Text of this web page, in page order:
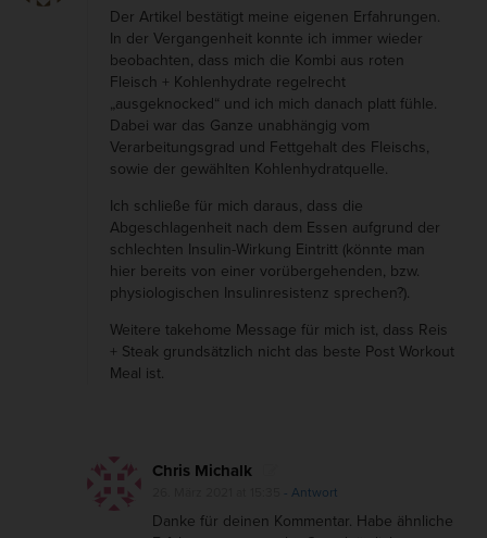
r
V
e
g
a
e
r
-
H
a
c
g
e
Der Artikel bestätigt meine eigenen Erfahrungen.
In der Vergangenheit konnte ich immer wieder
beobachten, dass mich die Kombi aus roten
Fleisch + Kohlenhydrate regelrecht
„ausgeknocked“ und ich mich danach platt fühle.
Dabei war das Ganze unabhängig vom
Verarbeitungsgrad und Fettgehalt des Fleischs,
sowie der gewählten Kohlenhydratquelle.
Ich schließe für mich daraus, dass die
Abgeschlagenheit nach dem Essen aufgrund der
schlechten Insulin-Wirkung Eintritt (könnte man
hier bereits von einer vorübergehenden, bzw.
physiologischen Insulinresistenz sprechen?).
Weitere takehome Message für mich ist, dass Reis
+ Steak grundsätzlich nicht das beste Post Workout
Meal ist.
Chris Michalk
- Antwort
Danke für deinen Kommentar. Habe ähnliche